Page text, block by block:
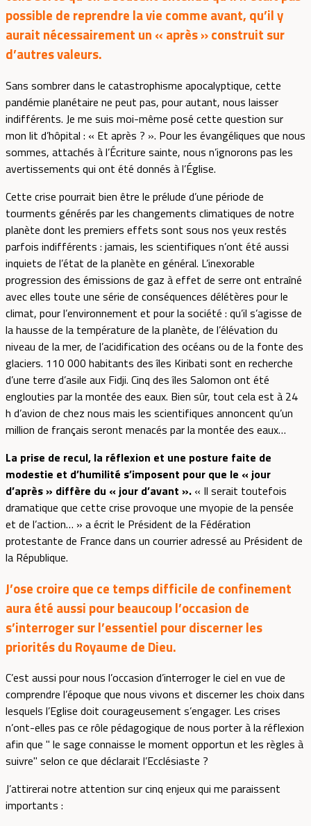
possible de reprendre la vie comme avant, qu’il y
aurait nécessairement un « après » construit sur
d’autres valeurs.
Sans sombrer dans le catastrophisme apocalyptique, cette
pandémie planétaire ne peut pas, pour autant, nous laisser
indifférents. Je me suis moi-même posé cette question sur
mon lit d’hôpital : « Et après ? ». Pour les évangéliques que nous
sommes, attachés à l’Écriture sainte, nous n’ignorons pas les
avertissements qui ont été donnés à l’Église.
Cette crise pourrait bien être le prélude d’une période de
tourments générés par les changements climatiques de notre
planète dont les premiers effets sont sous nos yeux restés
parfois indifférents : jamais, les scientifiques n’ont été aussi
inquiets de l’état de la planète en général. L’inexorable
progression des émissions de gaz à effet de serre ont entraîné
avec elles toute une série de conséquences délétères pour le
climat, pour l’environnement et pour la société : qu’il s’agisse de
la hausse de la température de la planète, de l’élévation du
niveau de la mer, de l’acidification des océans ou de la fonte des
glaciers. 110 000 habitants des îles Kiribati sont en recherche
d’une terre d’asile aux Fidji. Cinq des îles Salomon ont été
englouties par la montée des eaux. Bien sûr, tout cela est à 24
h d’avion de chez nous mais les scientifiques annoncent qu’un
million de français seront menacés par la montée des eaux…
La prise de recul, la réflexion et une posture faite de
modestie et d’humilité s’imposent pour que le « jour
d’après » diffère du « jour d’avant ». « Il serait toutefois
dramatique que cette crise provoque une myopie de la pensée
et de l’action… » a écrit le Président de la Fédération
protestante de France dans un courrier adressé au Président de
la République.
J’ose croire que ce temps difficile de confinement
aura été aussi pour beaucoup l’occasion de
s’interroger sur l’essentiel pour discerner les
priorités du Royaume de Dieu.
C’est aussi pour nous l’occasion d’interroger le ciel en vue de
comprendre l’époque que nous vivons et discerner les choix dans
lesquels l’Eglise doit courageusement s’engager. Les crises
n’ont-elles pas ce rôle pédagogique de nous porter à la réflexion
afin que " le sage connaisse le moment opportun et les règles à
suivre" selon ce que déclarait l’Ecclésiaste ?
J’attirerai notre attention sur cinq enjeux qui me paraissent
importants :